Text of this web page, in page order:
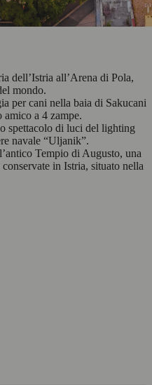
dell’Istria all’Arena di Pola,
mondo.
per cani nella baia di Sakucani
amico a 4 zampe.
spettacolo di luci del lighting
navale “Uljanik”.
Tempio di Augusto, una
in Istria, situato nella